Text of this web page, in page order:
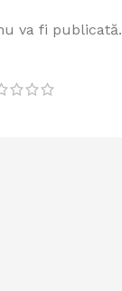
va fi publicată.